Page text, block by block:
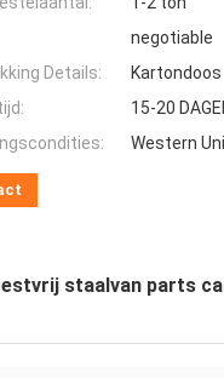
negotiable
Details:
Kartondoos
15-20
Western
staalvan parts